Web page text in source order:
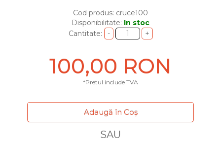
Cod produs: cruce100
Disponibilitate: In stoc
Cantitate:
100,00 RON
*Pretul include TVA
Adaugă în Coş
SAU